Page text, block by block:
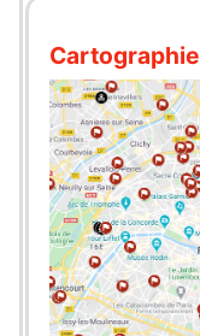
Cartographie